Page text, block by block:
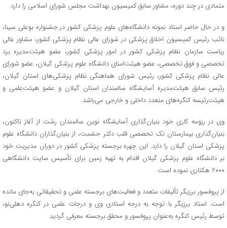
متمادی در چند دوره، مشاور سابق کمیسیون بهداشت مجلس شورای اسلامی را دارد.
و در حال حاضر استاد نمونه دانشگاه‌های علوم پزشکی کشور در جشنواره بوعلی سینا،
نائب رئیس کمیسیون اخلاق پزشکی در شورای عالی نظام پزشکی کشور، مشاور عالی
ریاست سازمان نظام پزشکی کشور در امور پزشکی کشور، عضو هیئت‌مدیره برد
تخصصی و فوق تخصصی، عضو هیئت‌امنای دانشگاه علوم پزشکی گیلان، عضو شورای
عالی نظام پزشکی کشور، رئیس شورای هماهنگی نظام پزشکی‌های استان گیلان،
رئیس سابق هیئت‌مدیره آسایشگاه سالمندان استان گیلان و عضو هیئت‌علمی و
هیئت‌رئیسه کنگره‌های متعدد داخلی و خارجی می‌باشد.
وی در رزومه کاری خود بنیان‌گذاری آسایشگاه نوین سالمندان رشت از آغاز تاکنون،
بنیان‌گذاری بیمارستان تک تخصصی قلب دکتر حشمت، از بنیان‌گذاران دانشگاه علوم
پزشکی استان گیلان را دارد. این چهره برجسته پزشکی کشور در دوران مدیریت خود
بر دانشگاه علوم پزشکی گیلان اقدام به تهیه زمین برای تأسیس سایت دانشگاهی
۲۰۰۰ هکتاری نموده است.
از پروفسور برزیگر تألیفات متعدد و فعالیت‌های برجسته علمی و تحقیقاتی به‌جای مانده
است. استاد برزیگر با توجه به درجه استادی وی و درجات علمی در کنگره دهلی‌نو،
توسط رئیس کنگره به‌عنوان پروفسور و محقق برجسته معرفی گردید.